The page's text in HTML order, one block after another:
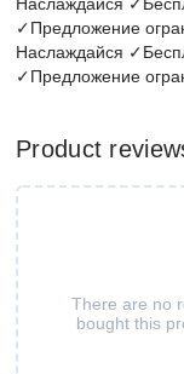
✓Предложение
Наслаждайся
✓Предложение
Product
There are no
bought this